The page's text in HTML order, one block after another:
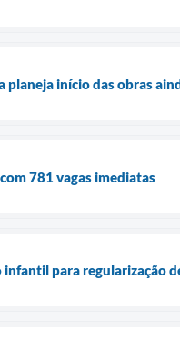
planeja início das obras
781 vagas imediatas
para regularização